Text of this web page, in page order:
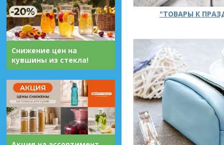
Снижение цен на
кувшины из стекла!
"ТОВАРЫ К